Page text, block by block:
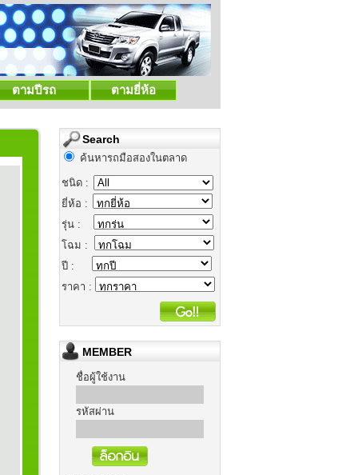
ามปีรถ ตามยี่ห้อ
Search
ค้นหารถมือสองในตลาด
ชนิด :
ยี่ห้อ :
รุ่น :
โฉม :
ปี :
ราคา :
MEMBER
ชื่อผู้ใช้งาน
รหัสผ่าน